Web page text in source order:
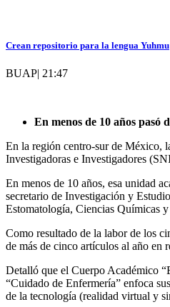
Crean repositorio para la lengua Yuhmu
BUAP| 21:47
En menos de 10 años pasó
En la región centro-sur de México,
Investigadoras e Investigadores
En menos de 10 años, esa unidad
secretario de Investigación y
Estomatología, Ciencias Químicas
Como resultado de la labor de los
de más de cinco artículos al año en
Detalló que el Cuerpo Académico
“Cuidado de Enfermería” enfoca
de la tecnología (realidad virtual y